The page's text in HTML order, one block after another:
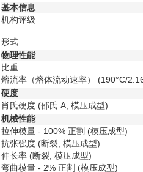
基本信息
机构评级
形式
物理性能
比重
熔流率（熔体流动速率） (190°C/
硬度
肖氏硬度 (邵氏 A, 模压成型)
机械性能
拉伸模量 - 100% 正割 (模压成型)
抗张强度 (断裂, 模压成型)
伸长率 (断裂, 模压成型)
弯曲模量 - 2% 正割 (模压成型)